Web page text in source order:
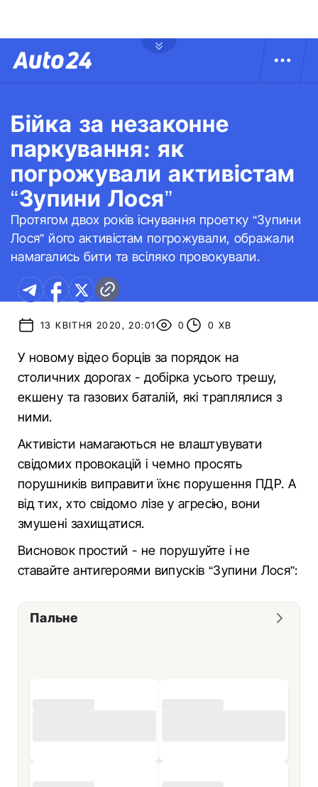
Бійка за незаконне
паркування: як
погрожували активістам
“Зупини Лося”
Протягом двох років існування проетку “Зупини
Лося” його активістам погрожували, ображали
намагались бити та всіляко провокували.
13 КВІТНЯ 2020, 20:01 0 0 ХВ
У новому відео борців за порядок на
столичних дорогах - добірка усього трешу,
екшену та газових баталій, які траплялися з
ними.
Активісти намагаються не влаштувувати
свідомих провокацій і чемно просять
порушників виправити їхнє порушення ПДР. А
від тих, хто свідомо лізе у агресію, вони
змушені захищатися.
Висновок простий - не порушуйте і не
ставайте антигероями випусків “Зупини Лося”:
Пальне